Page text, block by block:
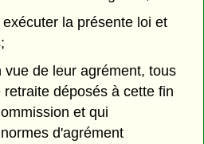
la présente loi et
vue de leur agrément, tous
retraite déposés à cette fin
et qui
d'agrément